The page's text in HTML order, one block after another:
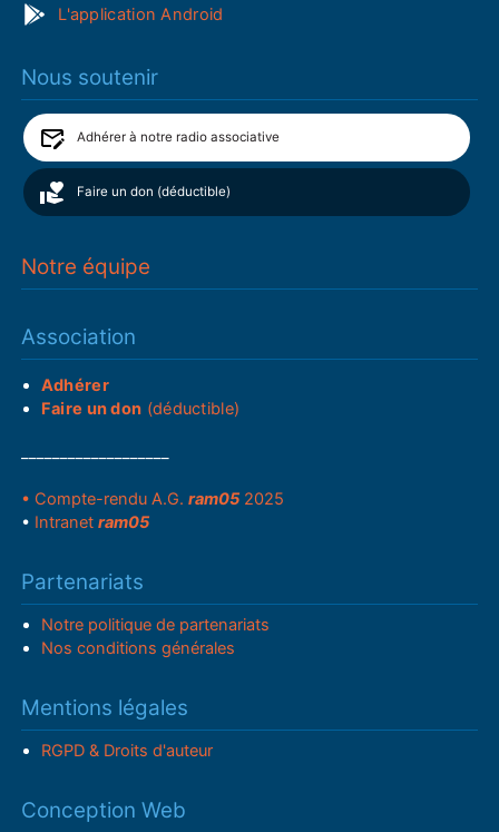
L'application Android
Nous soutenir
Adhérer à notre radio associative
Faire un don (déductible)
Notre équipe
Association
Adhérer
Faire un don (déductible)
• Compte-rendu A.G.ram05 2025
• Intranetram05
Partenariats
Notre politique de partenariats
Nos conditions générales
Mentions légales
RGPD & Droits d'auteur
Conception Web